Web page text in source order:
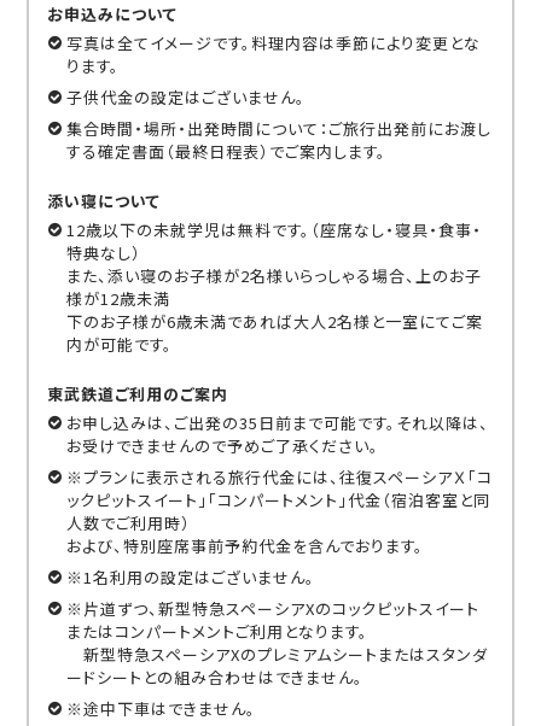
お申込みについて
写真は全てイメージです。料理内容は季節により変更とな
ります。
子供代金の設定はございません。
集合時間・場所・出発時間について：ご旅行出発前にお渡し
する確定書面（最終日程表）でご案内します。
添い寝について
12歳以下の未就学児は無料です。（座席なし・寝具・食事・
特典なし）
また、添い寝のお子様が2名様いらっしゃる場合、上のお子
様が12歳未満
下のお子様が6歳未満であれば大人2名様と一室にてご案
内が可能です。
東武鉄道ご利用のご案内
お申し込みは、ご出発の35日前まで可能です。それ以降は、
お受けできませんので予めご了承ください。
※プランに表示される旅行代金には、往復スペーシアＸ「コ
ックピットスイート」「コンパートメント」代金（宿泊客室と同
人数でご利用時）
および、特別座席事前予約代金を含んでおります。
※1名利用の設定はございません。
※片道ずつ、新型特急スペーシアXのコックピットスイート
またはコンパートメントご利用となります。
新型特急スペーシアXのプレミアムシートまたはスタンダ
ードシートとの組み合わせはできません。
※途中下車はできません。